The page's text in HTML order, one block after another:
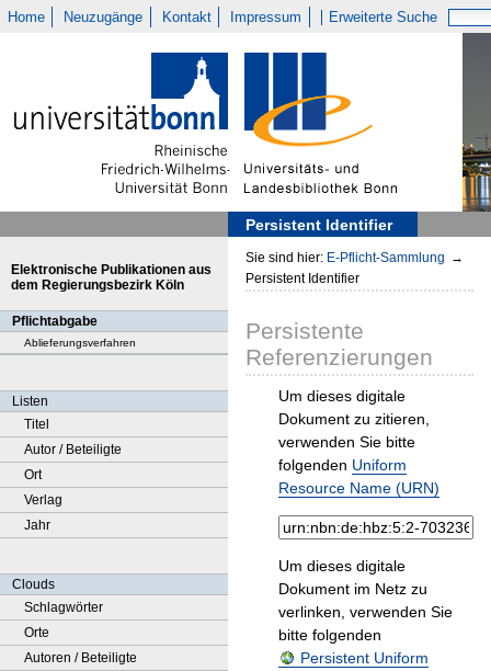
Home Neuzugänge Kontakt Impressum Erweiterte Suche
Persistent Identifier
Elektronische Publikationen aus
dem Regierungsbezirk Köln
Pflichtabgabe
Ablieferungsverfahren
Listen
Titel
Autor / Beteiligte
Ort
Verlag
Jahr
Clouds
Schlagwörter
Orte
Autoren / Beteiligte
Sie sind hier: E-Pflicht-Sammlung →
Persistent Identifier
Persistente
Referenzierungen
Um dieses digitale
Dokument zu zitieren,
verwenden Sie bitte
folgenden Uniform
Resource Name (URN)
Um dieses digitale
Dokument im Netz zu
verlinken, verwenden Sie
bitte folgenden
Persistent Uniform